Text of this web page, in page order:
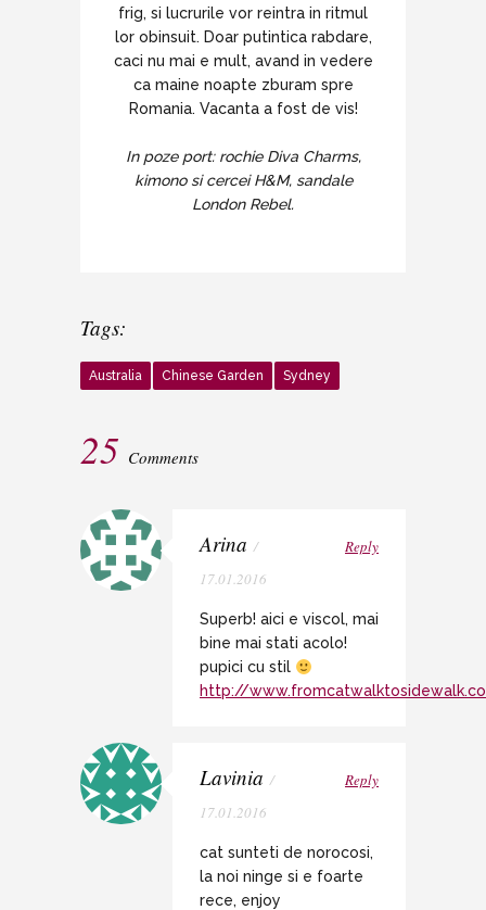
frig, si lucrurile vor reintra in ritmul
lor obinsuit. Doar putintica rabdare,
caci nu mai e mult, avand in vedere
ca maine noapte zburam spre
Romania. Vacanta a fost de vis!
In poze port: rochie Diva Charms,
kimono si cercei H&M, sandale
London Rebel.
Tags:
Australia Chinese Garden Sydney
25 Comments
Arina /
17.01.2016
Reply
Superb! aici e viscol, mai
bine mai stati acolo!
pupici cu stil
http://
Lavinia /
17.01.2016
Reply
cat sunteti de norocosi,
la noi ninge si e foarte
rece, enjoy